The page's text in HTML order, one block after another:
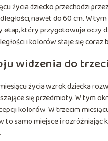
życia dziecko przechodzi
nawet do 60 cm. W
etap, który przygotowuje oczy
i kolorów staje się
widzenia do
życia wzrok dziecka
się przedmioty. W tym
kolorów. W trzecim
to samo miejsce i rozróżniając